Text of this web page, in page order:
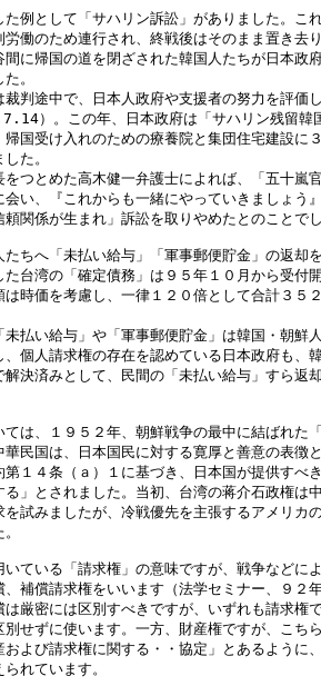
として「サハリン訴訟」がありました。こ
労働のため連行され、終戦後はそのまま置き去
に帰国の道を閉ざされた韓国人たちが日本政
。
途中で、日本人政府や支援者の努力を評価
）。この年、日本政府は「サハリン残留韓
国受け入れのための療養院と集団住宅建設に
た。
とめた高木健一弁護士によれば、「五十嵐
い、『これからも一緒にやっていきましょう
関係が生まれ」訴訟を取りやめたとのことで
へ「未払い給与」「軍事郵便貯金」の返却
台湾の「確定債務」は９５年１０月から受付
時価を考慮し、一律１２０倍として合計３５
い給与」や「軍事郵便貯金」は韓国・朝鮮
個人請求権の存在を認めている日本政府も、
決済みとして、民間の「未払い給与」すら返
、１９５２年、朝鮮戦争の最中に結ばれた
民国は、日本国民に対する寛厚と善意の表徴
１４条（ａ）１に基づき、日本国が提供すべ
」とされました。当初、台湾の蒋介石政権は
試みましたが、冷戦優先を主張するアメリカ
いる「請求権」の意味ですが、戦争などに
補償請求権をいいます（法学セミナー、９２
は厳密には区別すべきですが、いずれも請求権
せずに使います。一方、財産権ですが、こち
および請求権に関する・・協定」とあるように
れています。